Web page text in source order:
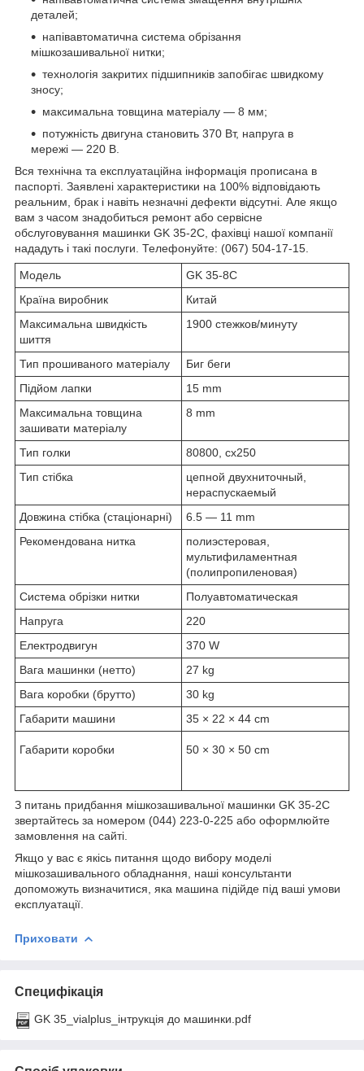
деталей;
напівавтоматична система обрізання
мішкозашивальної нитки;
технологія закритих підшипників запобігає швидкому
зносу;
максимальна товщина матеріалу — 8 мм;
потужність двигуна становить 370 Вт, напруга в
мережі — 220 В.
Вся технічна та експлуатаційна інформація прописана в
паспорті. Заявлені характеристики на 100% відповідають
реальним, брак і навіть незначні дефекти відсутні. Але якщо
вам з часом знадобиться ремонт або сервісне
обслуговування машинки GK 35-2C, фахівці нашої компанії
нададуть і такі послуги. Телефонуйте: (067) 504-17-15.
Модель
GK 35-8C
Країна виробник
Китай
Максимальна швидкість
шиття
1900 стежков/минуту
Тип прошиваного матеріалу
Биг беги
Підйом лапки
15 mm
Максимальна товщина
зашивати матеріалу
8 mm
Тип голки
80800, cx250
Тип стібка
цепной двухниточный,
нераспускаемый
Довжина стібка (стаціонарні)
6.5 — 11 mm
Рекомендована нитка
полиэстеровая,
мультифиламентная
(полипропиленовая)
Система обрізки нитки
Полуавтоматическая
Напруга
220
Електродвигун
370 W
Вага машинки (нетто)
27 kg
Вага коробки (брутто)
30 kg
Габарити машини
35 × 22 × 44 cm
Габарити коробки 50 × 30 × 50 cm
З питань придбання мішкозашивальної машинки GK 35-2C
звертайтесь за номером (044) 223-0-225 або оформлюйте
замовлення на сайті.
Якщо у вас є якісь питання щодо вибору моделі
мішкозашивального обладнання, наші консультанти
допоможуть визначитися, яка машина підійде під ваші умови
експлуатації.
Приховати
Специфікація
GK 35_vialplus_інтрукція до машинки.pdf